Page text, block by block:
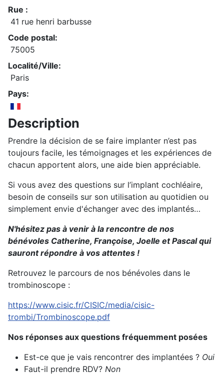
Rue :
41 rue henri barbusse
Code postal:
75005
Localité/Ville:
Paris
Pays:
Description
Prendre la décision de se faire implanter n’est pas
toujours facile, les témoignages et les expériences de
chacun apportent alors, une aide bien appréciable.
Si vous avez des questions sur l’implant cochléaire,
besoin de conseils sur son utilisation au quotidien ou
simplement envie d'échanger avec des implantés…
N'hésitez pas à venir à la rencontre de nos
bénévoles Catherine, Françoise, Joelle et Pascal qui
sauront répondre à vos attentes !
Retrouvez le parcours de nos bénévoles dans le
trombinoscope :
https://www.cisic.fr/CISIC/media/cisic-
trombi/Trombinoscope.pdf
Nos réponses aux questions fréquemment posées
Est-ce que je vais rencontrer des implantées ? Oui
Faut-il prendre RDV? Non